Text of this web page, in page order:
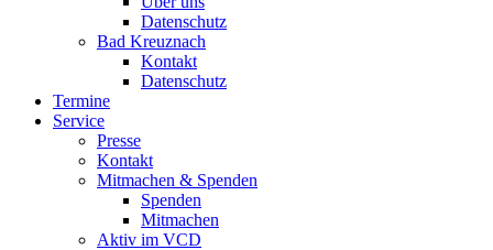
Datenschutz
Bad Kreuznach
Kontakt
Datenschutz
Termine
Service
Presse
Kontakt
Mitmachen & Spenden
Spenden
Mitmachen
Aktiv im VCD